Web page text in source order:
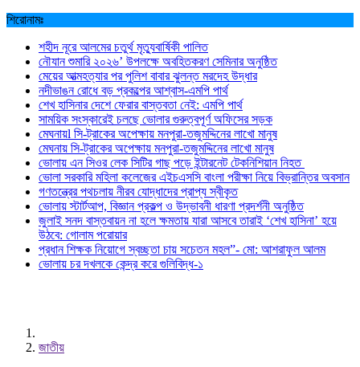
শিরোনামঃ
শহীদ নূরে আলমের চতুর্থ মৃত্যুবার্ষিকী পালিত
নৌযান শুমারি ২০২৬’ উপলক্ষে অবহিতকরণ সেমিনার অনুষ্ঠিত
মেয়ের আত্মহত্যার পর পুলিশ বাবার ঝুলন্ত মরদেহ উদ্ধার
নদীভাঙন রোধে বড় প্রকল্পের আশ্বাস-এমপি পার্থ
শেখ হাসিনার দেশে ফেরার বাস্তবতা নেই: এমপি পার্থ
সাময়িক সংস্কারেই চলছে ভোলার গুরুত্বপূর্ণ অফিসের সড়ক
মেঘনায়l সি-ট্রাকের অপেক্ষায় মনপুরা-তজুমদ্দিনের লাখো মানুষ
মেঘনায় সি-ট্রাকের অপেক্ষায় মনপুরা-তজুমদ্দিনের লাখো মানুষ
ভোলায় এন সিওর লেক সিটির গাছ পড়ে ইন্টারনেট টেকনিশিয়ান নিহত
ভোলা সরকারি মহিলা কলেজের এইচএসসি বাংলা পরীক্ষা নিয়ে বিভ্রান্তির অবসান
গণতন্ত্রের পথচলায় নীরব যোদ্ধাদের প্রাপ্য স্বীকৃত
ভোলায় স্টার্টআপ, বিজ্ঞান প্রকল্প ও উদ্ভাবনী ধারণা প্রদর্শনী অনুষ্ঠিত
জুলাই সনদ বাস্তবায়ন না হলে ক্ষমতায় যারা আসবে তারাই ‘শেখ হাসিনা’ হয়ে
উঠবে: গোলাম পরোয়ার
প্রধান শিক্ষক নিয়োগে স্বচ্ছতা চায় সচেতন মহল”- মো: আশরাফুল আলম
ভোলায় চর দখলকে কেন্দ্র করে গুলিবিদ্ধ-১
জাতীয়